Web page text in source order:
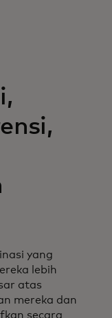
yang
lebih
atas
mereka dan
secara